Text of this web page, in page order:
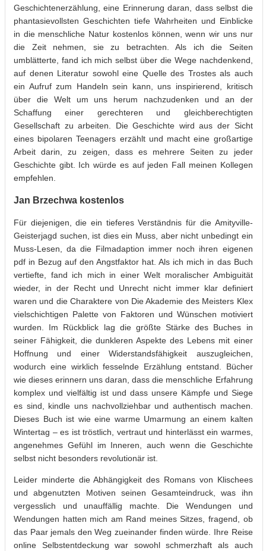
Geschichtenerzählung, eine Erinnerung daran, dass selbst die
phantasievollsten Geschichten tiefe Wahrheiten und Einblicke
in die menschliche Natur kostenlos können, wenn wir uns nur
die Zeit nehmen, sie zu betrachten. Als ich die Seiten
umblätterte, fand ich mich selbst über die Wege nachdenkend,
auf denen Literatur sowohl eine Quelle des Trostes als auch
ein Aufruf zum Handeln sein kann, uns inspirierend, kritisch
über die Welt um uns herum nachzudenken und an der
Schaffung einer gerechteren und gleichberechtigten
Gesellschaft zu arbeiten. Die Geschichte wird aus der Sicht
eines bipolaren Teenagers erzählt und macht eine großartige
Arbeit darin, zu zeigen, dass es mehrere Seiten zu jeder
Geschichte gibt. Ich würde es auf jeden Fall meinen Kollegen
empfehlen.
Jan Brzechwa kostenlos
Für diejenigen, die ein tieferes Verständnis für die Amityville-
Geisterjagd suchen, ist dies ein Muss, aber nicht unbedingt ein
Muss-Lesen, da die Filmadaption immer noch ihren eigenen
pdf in Bezug auf den Angstfaktor hat. Als ich mich in das Buch
vertiefte, fand ich mich in einer Welt moralischer Ambiguität
wieder, in der Recht und Unrecht nicht immer klar definiert
waren und die Charaktere von Die Akademie des Meisters Klex
vielschichtigen Palette von Faktoren und Wünschen motiviert
wurden. Im Rückblick lag die größte Stärke des Buches in
seiner Fähigkeit, die dunkleren Aspekte des Lebens mit einer
Hoffnung und einer Widerstandsfähigkeit auszugleichen,
wodurch eine wirklich fesselnde Erzählung entstand. Bücher
wie dieses erinnern uns daran, dass die menschliche Erfahrung
komplex und vielfältig ist und dass unsere Kämpfe und Siege
es sind, kindle uns nachvollziehbar und authentisch machen.
Dieses Buch ist wie eine warme Umarmung an einem kalten
Wintertag – es ist tröstlich, vertraut und hinterlässt ein warmes,
angenehmes Gefühl im Inneren, auch wenn die Geschichte
selbst nicht besonders revolutionär ist.
Leider minderte die Abhängigkeit des Romans von Klischees
und abgenutzten Motiven seinen Gesamteindruck, was ihn
vergesslich und unauffällig machte. Die Wendungen und
Wendungen hatten mich am Rand meines Sitzes, fragend, ob
das Paar jemals den Weg zueinander finden würde. Ihre Reise
online Selbstentdeckung war sowohl schmerzhaft als auch